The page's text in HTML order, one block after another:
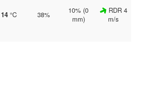
14°C 38%
10% (0
mm)
RDR 4
m/s